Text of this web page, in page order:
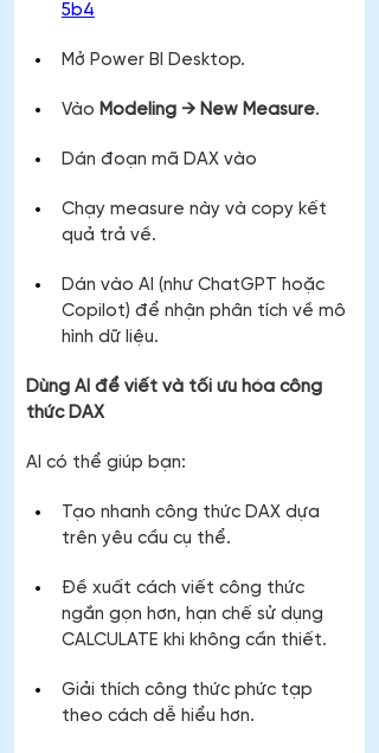
5b4
Mở Power BI Desktop.
Vào Modeling → New Measure.
Dán đoạn mã DAX vào
Chạy measure này và copy kết
quả trả về.
Dán vào AI (như ChatGPT hoặc
Copilot) để nhận phân tích về mô
hình dữ liệu.
Dùng AI để viết và tối ưu hóa công
thức DAX
AI có thể giúp bạn:
Tạo nhanh công thức DAX dựa
trên yêu cầu cụ thể.
Đề xuất cách viết công thức
ngắn gọn hơn, hạn chế sử dụng
CALCULATE khi không cần thiết.
Giải thích công thức phức tạp
theo cách dễ hiểu hơn.